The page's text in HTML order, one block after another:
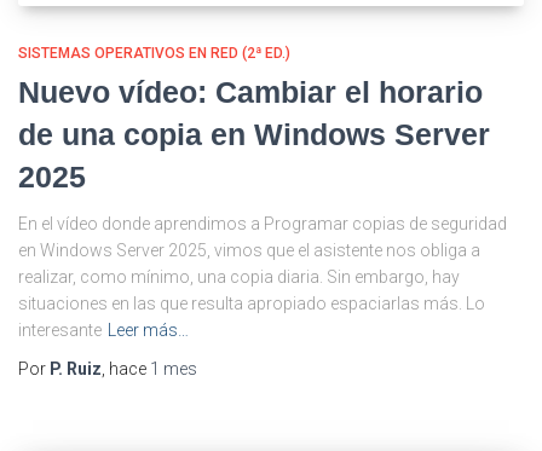
SISTEMAS OPERATIVOS EN RED (2ª ED.)
Nuevo vídeo: Cambiar el horario
de una copia en Windows Server
2025
En el vídeo donde aprendimos a Programar copias de seguridad
en Windows Server 2025, vimos que el asistente nos obliga a
realizar, como mínimo, una copia diaria. Sin embargo, hay
situaciones en las que resulta apropiado espaciarlas más. Lo
interesante Leer más…
Por P. Ruiz, hace 1 mes